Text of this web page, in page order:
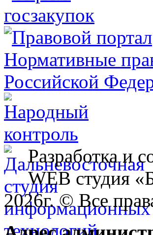
Разработка и
WEB студия
2026г. © Все